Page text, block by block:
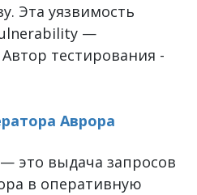
Эта уязвимость
—
тестирования -
Аврора
— это выдача запросов
в оперативную